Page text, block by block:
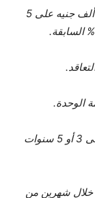
9- سداد أقساط الوحدة ربع سنوية بقيمة 51 ألف جنيه على 5
12- سداد الـ35% المتبقية من قيمة الشقة على 3 أو 5 سنوات
خلال شهرين من